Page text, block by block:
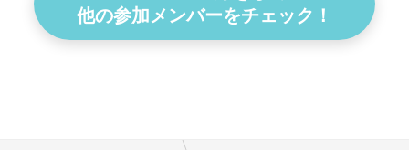
他の参加メンバーをチェック！